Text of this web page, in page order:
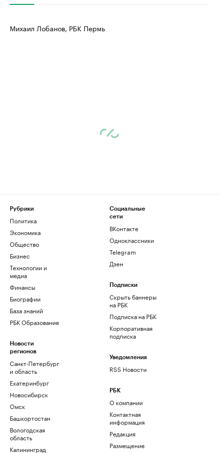
Михаил Лобанов, РБК Пермь
Рубрики
Политика
Экономика
Общество
Бизнес
Технологии и
медиа
Финансы
Биографии
База знаний
РБК Образование
Новости
регионов
Санкт-Петербург
и область
Екатеринбург
Новосибирск
Омск
Башкортостан
Вологодская
область
Калининград
Социальные
сети
ВКонтакте
Одноклассники
Telegram
Дзен
Подписки
Скрыть баннеры
на РБК
Подписка на РБК
Корпоративная
подписка
Уведомления
RSS Новости
РБК
О компании
Контактная
информация
Редакция
Размещение